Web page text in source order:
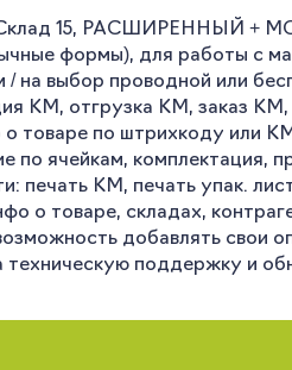
15, РАСШИРЕННЫЙ +
формы), для работы с
/ на выбор проводной или
КМ, отгрузка КМ, заказ
о товаре по штрихкоду или
по ячейкам, комплектация,
печать КМ, печать упак.
о товаре, складах,
добавлять свои
техническую поддержку и